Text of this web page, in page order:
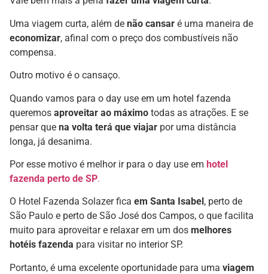
Uma viagem curta, além de não cansar é uma maneira de
economizar, afinal com o preço dos combustíveis não
compensa.
Outro motivo é o cansaço.
Quando vamos para o day use em um hotel fazenda
queremos aproveitar ao máximo todas as atrações. E se
pensar que na volta terá que viajar por uma distância
longa, já desanima.
Por esse motivo é melhor ir para o day use em hotel
fazenda perto de SP.
O Hotel Fazenda Solazer fica em Santa Isabel , perto de
São Paulo e perto de São José dos Campos, o que facilita
muito para aproveitar e relaxar em um dos melhores
hotéis fazenda para visitar no interior SP.
Portanto, é uma excelente oportunidade para uma viagem